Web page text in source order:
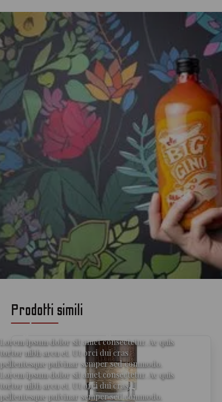
per gli amanti del gin
Lorem ipsum dolor sit amet consectetur. Ac quis
tortor nibh arcu et. Ut orci dui cras
pellentesque pulvinar semper sed commodo.
Lorem ipsum dolor sit amet consectetur. Ac quis
tortor nibh arcu et. Ut orci dui cras
pellentesque pulvinar semper sed commodo.
Prodotti simili